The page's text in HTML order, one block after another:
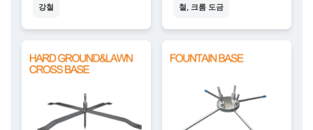
강철 철, 크롬 도금